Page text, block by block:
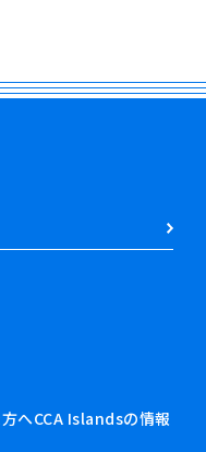
へCCA Islandsの情報